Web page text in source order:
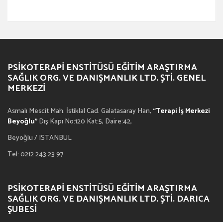
PSIKOTERAPI ENSTITÜSÜ EĞITIM ARAŞTIRMA
SAĞLIK ORG. VE DANIŞMANLIK LTD. ŞTI. GENEL
MERKEZI
Asmalı Mescit Mah. İstiklal Cad. Galatasaray Han, “Terapi İş Merkezi
Beyoğlu”Dış Kapı No:120 Kat:5, Daire:42,
Beyoğlu / ISTANBUL
Tel: 0212 243 23 97
PSIKOTERAPI ENSTITÜSÜ EĞITIM ARAŞTIRMA
SAĞLIK ORG. VE DANIŞMANLIK LTD. ŞTI. DARICA
ŞUBESI